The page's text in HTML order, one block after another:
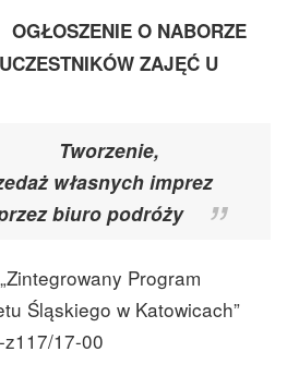
O NABORZE
ZAJĘĆ U
Tworzenie,
własnych imprez
biuro podróży
Program
Śląskiego w Katowicach”
17-00